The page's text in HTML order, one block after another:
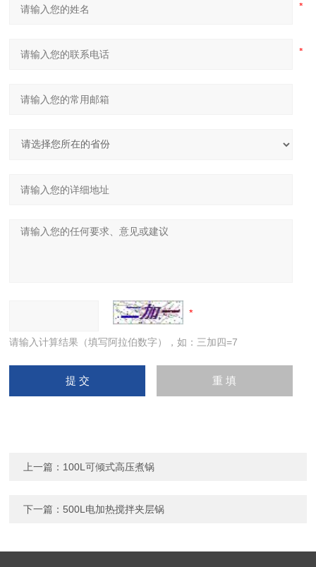
请输入计算结果（填写阿拉伯数字），如：三加四=7
上一篇： 100L可倾式高压煮锅
下一篇： 500L电加热搅拌夹层锅